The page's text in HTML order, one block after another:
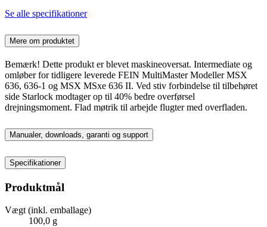
Se alle specifikationer
Mere om produktet
Bemærk! Dette produkt er blevet maskineoversat. Intermediate og
omløber for tidligere leverede FEIN MultiMaster Modeller MSX
636, 636-1 og MSX MSxe 636 II. Ved stiv forbindelse til tilbehøret
side Starlock modtager op til 40% bedre overførsel
drejningsmoment. Flad møtrik til arbejde flugter med overfladen.
Manualer, downloads, garanti og support
Specifikationer
Produktmål
Vægt (inkl. emballage)
100,0 g